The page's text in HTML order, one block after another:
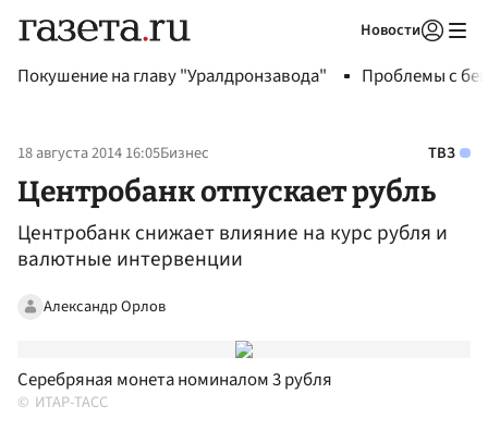
Новости
Покушение на главу "Уралдронзавода" Проблемы с
18 августа 2014 16:05Бизнес ТВЗ
Центробанк отпускает рубль
Центробанк снижает влияние на курс рубля и
валютные интервенции
Александр Орлов
Серебряная монета номиналом 3 рубля
ИТАР-ТАСС